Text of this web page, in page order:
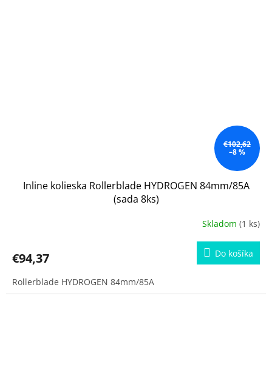
€102,62
–8 %
Inline kolieska Rollerblade HYDROGEN 84mm/85A
(sada 8ks)
Skladom (1 ks)
€94,37 Do košíka
Rollerblade HYDROGEN 84mm/85A